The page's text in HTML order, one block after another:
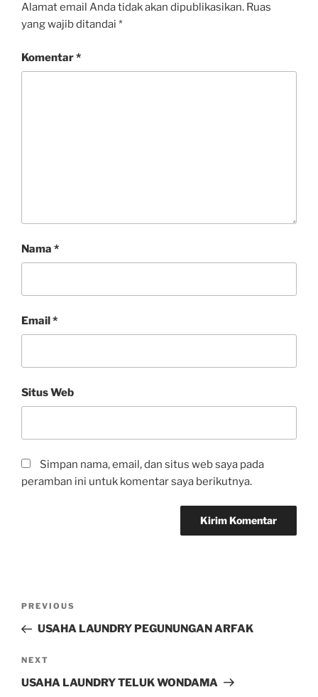
Alamat email Anda tidak akan dipublikasikan. Ruas
yang wajib ditandai *
Komentar*
Nama *
Email*
Situs Web
Simpan nama, email, dan situs web saya pada
peramban ini untuk komentar saya berikutnya.
PREVIOUS
USAHA LAUNDRY PEGUNUNGAN ARFAK
NEXT
USAHA LAUNDRY TELUK WONDAMA